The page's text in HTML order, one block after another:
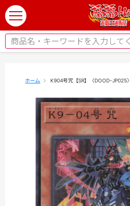
t
o
g
ホーム K904号咒【SR】〈DOOD-JP025〉